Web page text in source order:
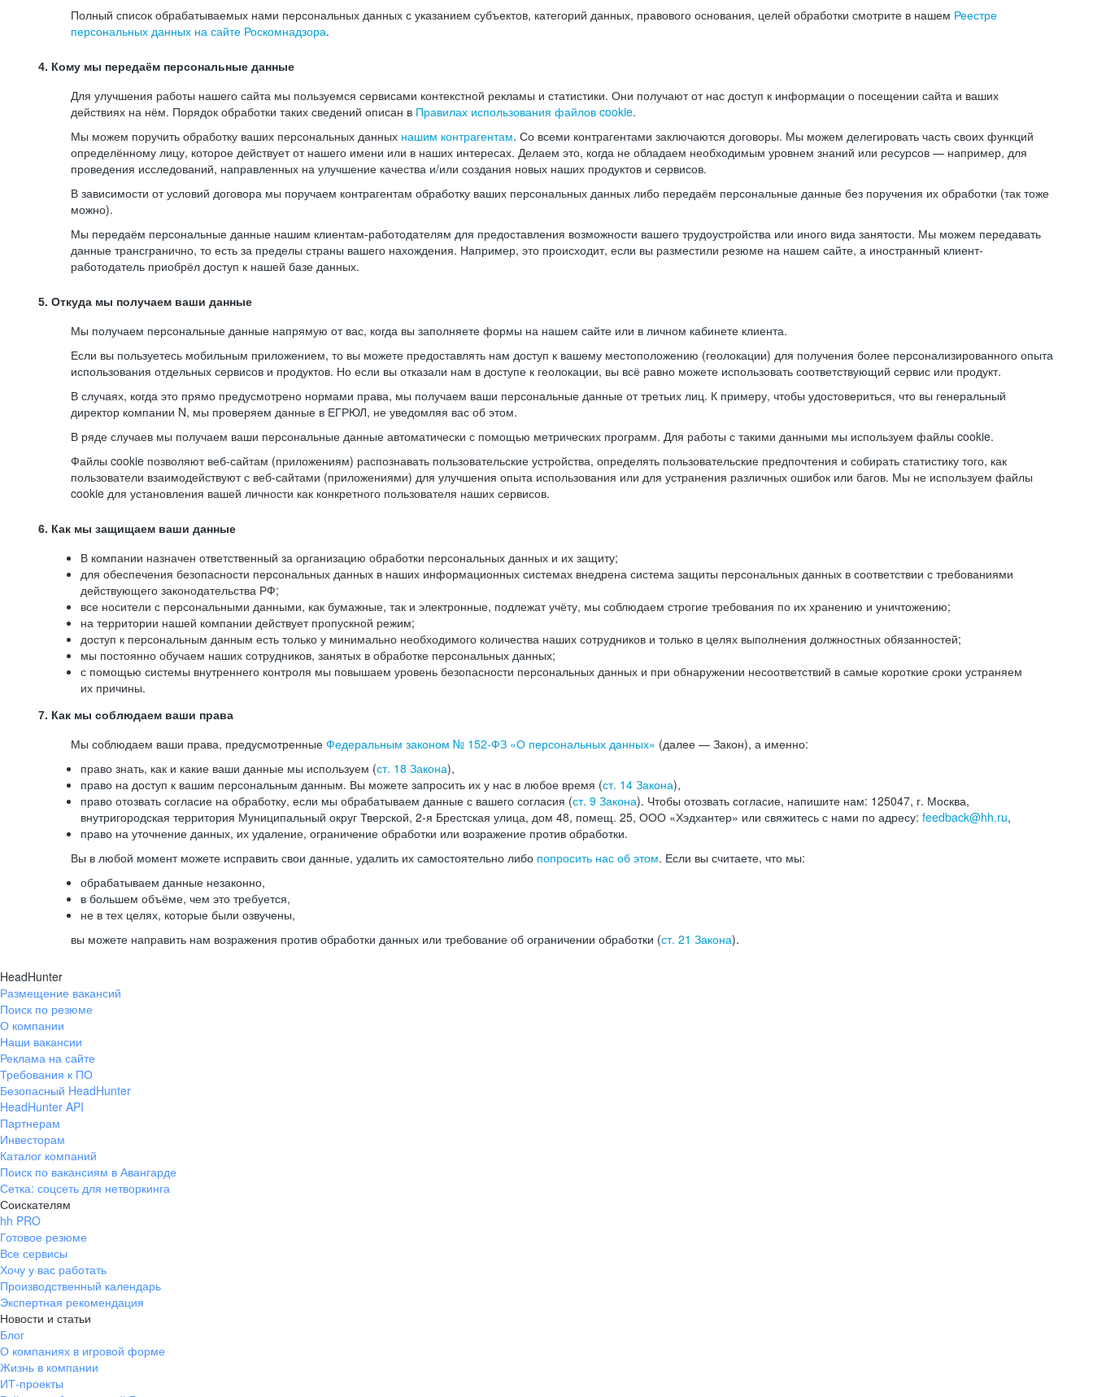
Полный список обрабатываемых нами персональных данных с указанием субъектов, категорий данных, правового основания, целей обработки смотрите в нашем Реестре
персональных данных на сайте Роскомнадзора.
4. Кому мы передаём персональные данные
Для улучшения работы нашего сайта мы пользуемся сервисами контекстной рекламы и статистики. Они получают от нас доступ к информации о посещении сайта и ваших
действиях на нём. Порядок обработки таких сведений описан в Правилах использования файлов cookie.
Мы можем поручить обработку ваших персональных данных нашим контрагентам. Со всеми контрагентами заключаются договоры. Мы можем делегировать часть своих функций
определённому лицу, которое действует от нашего имени или в наших интересах. Делаем это, когда не обладаем необходимым уровнем знаний или ресурсов — например, для
проведения исследований, направленных на улучшение качества и/или создания новых наших продуктов и сервисов.
В зависимости от условий договора мы поручаем контрагентам обработку ваших персональных данных либо передаём персональные данные без поручения их обработки (так тоже
можно).
Мы передаём персональные данные нашим клиентам-работодателям для предоставления возможности вашего трудоустройства или иного вида занятости. Мы можем передавать
данные трансгранично, то есть за пределы страны вашего нахождения. Например, это происходит, если вы разместили резюме на нашем сайте, а иностранный клиент-
работодатель приобрёл доступ к нашей базе данных.
5. Откуда мы получаем ваши данные
Мы получаем персональные данные напрямую от вас, когда вы заполняете формы на нашем сайте или в личном кабинете клиента.
Если вы пользуетесь мобильным приложением, то вы можете предоставлять нам доступ к вашему местоположению (геолокации) для получения более персонализированного опыта
использования отдельных сервисов и продуктов. Но если вы отказали нам в доступе к геолокации, вы всё равно можете использовать соответствующий сервис или продукт.
В случаях, когда это прямо предусмотрено нормами права, мы получаем ваши персональные данные от третьих лиц. К примеру, чтобы удостовериться, что вы генеральный
директор компании N, мы проверяем данные в ЕГРЮЛ, не уведомляя вас об этом.
В ряде случаев мы получаем ваши персональные данные автоматически с помощью метрических программ. Для работы с такими данными мы используем файлы cookie.
Файлы cookie позволяют веб-сайтам (приложениям) распознавать пользовательские устройства, определять пользовательские предпочтения и собирать статистику того, как
пользователи взаимодействуют с веб-сайтами (приложениями) для улучшения опыта использования или для устранения различных ошибок или багов. Мы не используем файлы
cookie для установления вашей личности как конкретного пользователя наших сервисов.
6. Как мы защищаем ваши данные
В компании назначен ответственный за организацию обработки персональных данных и их защиту;
для обеспечения безопасности персональных данных в наших информационных системах внедрена система защиты персональных данных в соответствии с требованиями
действующего законодательства РФ;
все носители с персональными данными, как бумажные, так и электронные, подлежат учёту, мы соблюдаем строгие требования по их хранению и уничтожению;
на территории нашей компании действует пропускной режим;
доступ к персональным данным есть только у минимально необходимого количества наших сотрудников и только в целях выполнения должностных обязанностей;
мы постоянно обучаем наших сотрудников, занятых в обработке персональных данных;
с помощью системы внутреннего контроля мы повышаем уровень безопасности персональных данных и при обнаружении несоответствий в самые короткие сроки устраняем
их причины.
7. Как мы соблюдаем ваши права
Мы соблюдаем ваши права, предусмотренные Федеральным законом № 152-ФЗ «О персональных данных» (далее — Закон), а именно:
право знать, как и какие ваши данные мы используем (ст. 18 Закона),
право на доступ к вашим персональным данным. Вы можете запросить их у нас в любое время (ст. 14 Закона),
право отозвать согласие на обработку, если мы обрабатываем данные с вашего согласия (ст. 9 Закона). Чтобы отозвать согласие, напишите нам: 125047, г. Москва,
внутригородская территория Муниципальный округ Тверской, 2-я Брестская улица, дом 48, помещ. 25, ООО «Хэдхантер» или свяжитесь с нами по адресу: feedback@hh.ru,
право на уточнение данных, их удаление, ограничение обработки или возражение против обработки.
Вы в любой момент можете исправить свои данные, удалить их самостоятельно либо попросить нас об этом. Если вы считаете, что мы:
обрабатываем данные незаконно,
в большем объёме, чем это требуется,
не в тех целях, которые были озвучены,
вы можете направить нам возражения против обработки данных или требование об ограничении обработки (ст. 21 Закона).
HeadHunter
Размещение вакансий
Поиск по резюме
О компании
Наши вакансии
Реклама на сайте
Требования к ПО
Безопасный HeadHunter
HeadHunter API
Партнерам
Инвесторам
Каталог компаний
Поиск по вакансиям в Авангарде
Сетка: соцсеть для нетворкинга
Соискателям
hh PRO
Готовое резюме
Все сервисы
Хочу у вас работать
Производственный календарь
Экспертная рекомендация
Новости и статьи
Блог
О компаниях в игровой форме
Жизнь в компании
ИТ-проекты